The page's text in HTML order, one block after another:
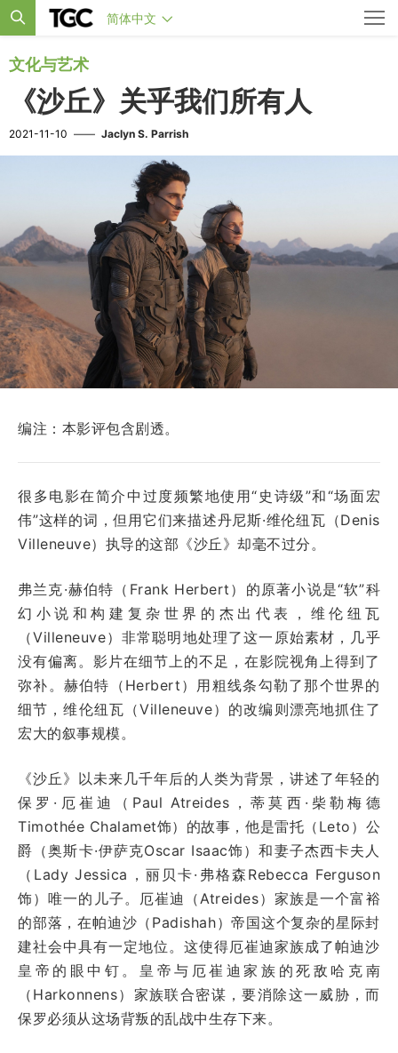
简体中文
文化与艺术
《沙丘》关乎我们所有人
2021-11-10 —— Jaclyn S. Parrish
编注：本影评包含剧透。
很多电影在简介中过度频繁地使用“史诗级”和“场面宏
伟”这样的词，但用它们来描述丹尼斯·维伦纽瓦（Denis
Villeneuve）执导的这部《沙丘》却毫不过分。
弗兰克·赫伯特（Frank Herbert）的原著小说是“软”科
幻小说和构建复杂世界的杰出代表，维伦纽瓦
（Villeneuve）非常聪明地处理了这一原始素材，几乎
没有偏离。影片在细节上的不足，在影院视角上得到了
弥补。赫伯特（Herbert）用粗线条勾勒了那个世界的
细节，维伦纽瓦（Villeneuve）的改编则漂亮地抓住了
宏大的叙事规模。
《沙丘》以未来几千年后的人类为背景，讲述了年轻的
保罗·厄崔 迪（ Paul Atreides，蒂莫西·柴勒梅德
Timothée Chalamet饰）的故事，他是雷托 （Leto）公
爵（奥斯卡·伊萨克Oscar Isaac饰）和妻子杰西卡夫人
（Lady Jessica，丽贝卡·弗格森Rebecca Ferguson
饰）唯一的儿子。厄崔迪（Atreides）家族是一个富裕
的部落，在帕迪沙（Padishah）帝国这个复杂的星际封
建社会中具有一定地位。这使得厄崔迪家族成了帕迪沙
皇帝的眼中钉。皇帝与厄崔迪家族的死敌哈克南
（Harkonnens）家族联合密谋，要消除这一威胁，而
保罗必须从这场背叛的乱战中生存下来。